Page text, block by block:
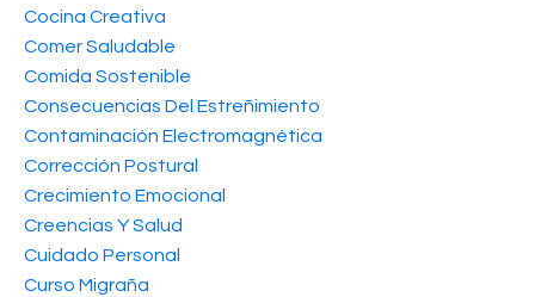
Cocina Creativa
Comer Saludable
Comida Sostenible
Consecuencias Del Estreñimiento
Contaminación Electromagnética
Corrección Postural
Crecimiento Emocional
Creencias Y Salud
Cuidado Personal
Curso Migraña